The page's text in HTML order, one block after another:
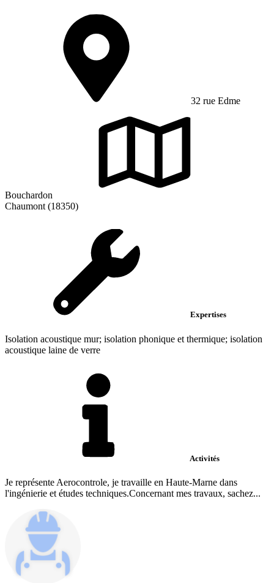
32 rue Edme
Bouchardon
Chaumont (18350)
Expertises
Isolation acoustique mur; isolation phonique et thermique; isolation
acoustique laine de verre
Activités
Je représente Aerocontrole, je travaille en Haute-Marne dans
l'ingénierie et études techniques.Concernant mes travaux, sachez...